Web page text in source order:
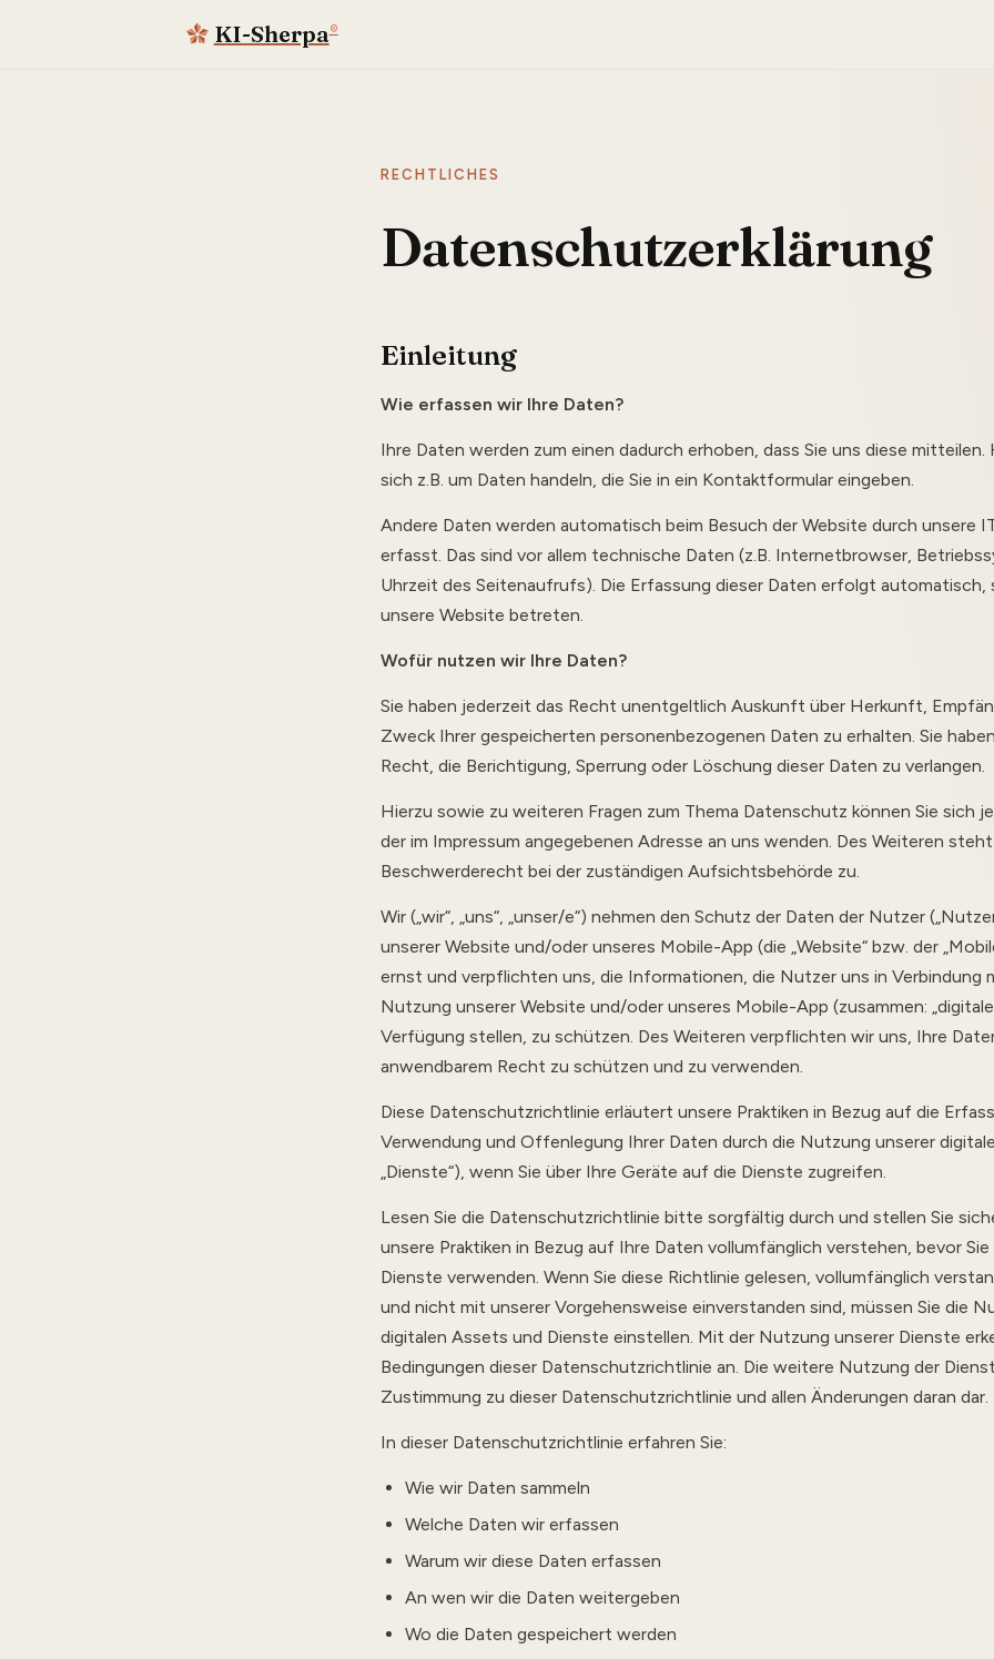
KI-Sherpa®
RECHTLICHES
Datenschutzerklärung
Einleitung
Wie erfassen wir Ihre Daten?
Ihre Daten werden zum einen dadurch erhoben, dass Sie uns diese mitteilen.
sich z.B. um Daten handeln, die Sie in ein Kontaktformular eingeben.
Andere Daten werden automatisch beim Besuch der Website durch unsere
erfasst. Das sind vor allem technische Daten (z.B. Internetbrowser,
Uhrzeit des Seitenaufrufs). Die Erfassung dieser Daten erfolgt automatisch,
unsere Website betreten.
Wofür nutzen wir Ihre Daten?
Sie haben jederzeit das Recht unentgeltlich Auskunft über Herkunft,
Zweck Ihrer gespeicherten personenbezogenen Daten zu erhalten. Sie
Recht, die Berichtigung, Sperrung oder Löschung dieser Daten zu verlangen.
Hierzu sowie zu weiteren Fragen zum Thema Datenschutz können Sie sich
der im Impressum angegebenen Adresse an uns wenden. Des Weiteren
Beschwerderecht bei der zuständigen Aufsichtsbehörde zu.
Wir („wir“, „uns“, „unser/e“) nehmen den Schutz der Daten der Nutzer
unserer Website und/oder unseres Mobile-App (die „Website“ bzw. der
ernst und verpflichten uns, die Informationen, die Nutzer uns in Verbindung
Nutzung unserer Website und/oder unseres Mobile-App (zusammen:
Verfügung stellen, zu schützen. Des Weiteren verpflichten wir uns, Ihre
anwendbarem Recht zu schützen und zu verwenden.
Diese Datenschutzrichtlinie erläutert unsere Praktiken in Bezug auf die
Verwendung und Offenlegung Ihrer Daten durch die Nutzung unserer
„Dienste“), wenn Sie über Ihre Geräte auf die Dienste zugreifen.
Lesen Sie die Datenschutzrichtlinie bitte sorgfältig durch und stellen Sie
unsere Praktiken in Bezug auf Ihre Daten vollumfänglich verstehen, bevor Sie
Dienste verwenden. Wenn Sie diese Richtlinie gelesen, vollumfänglich
und nicht mit unserer Vorgehensweise einverstanden sind, müssen Sie die
digitalen Assets und Dienste einstellen. Mit der Nutzung unserer Dienste
Bedingungen dieser Datenschutzrichtlinie an. Die weitere Nutzung der
Zustimmung zu dieser Datenschutzrichtlinie und allen Änderungen daran dar.
In dieser Datenschutzrichtlinie erfahren Sie:
Wie wir Daten sammeln
Welche Daten wir erfassen
Warum wir diese Daten erfassen
An wen wir die Daten weitergeben
Wo die Daten gespeichert werden